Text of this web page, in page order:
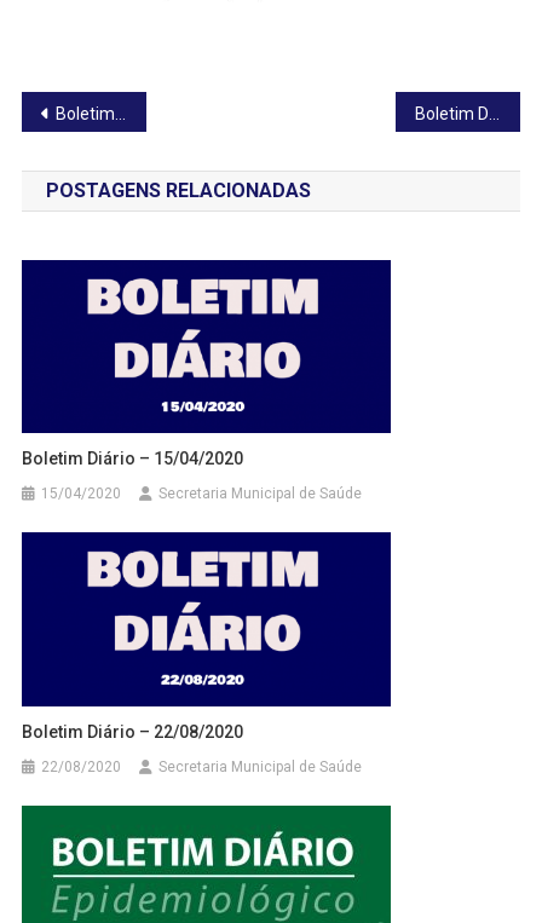
Navegação
de
Post
Boletim Diário – 27/05/2020
POSTAGENS RELACIONADAS
Boletim Diário – 15/04/2020
15/04/2020 Secretaria Municipal de Saúde
Boletim Diário – 22/08/2020
22/08/2020 Secretaria Municipal de Saúde